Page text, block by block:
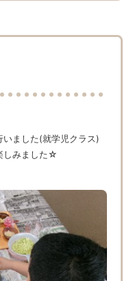
ました(就学児クラス)
しみました☆